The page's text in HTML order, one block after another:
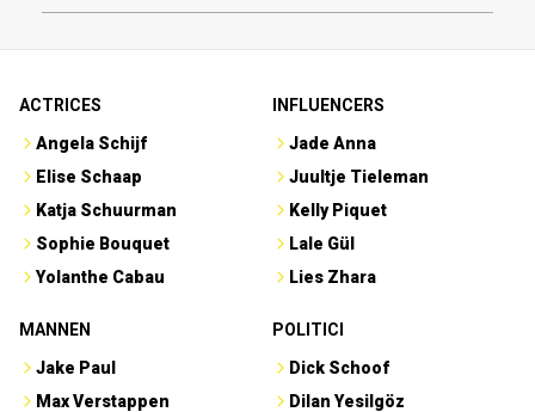
ACTRICES
Angela Schijf
Elise Schaap
Katja Schuurman
Sophie Bouquet
Yolanthe Cabau
INFLUENCERS
Jade Anna
Juultje Tieleman
Kelly Piquet
Lale Gül
Lies Zhara
MANNEN
Jake Paul
Max Verstappen
POLITICI
Dick Schoof
Dilan Yesilgöz